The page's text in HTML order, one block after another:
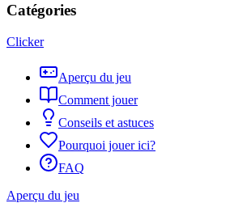
Catégories
Clicker
Aperçu du jeu
Comment jouer
Conseils et astuces
Pourquoi jouer ici?
FAQ
Aperçu du jeu